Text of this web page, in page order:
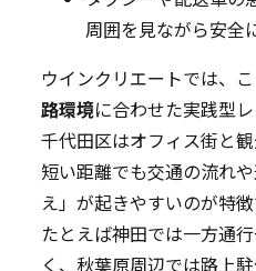
周囲を見ながら安全
ウインクリエートでは、
路環境に合わせた実践型
千代田区はオフィス街と
短い距離でも交通の流れ
え」が起きやすいのが特徴
たとえば神田では一方通
く、秋葉原周辺では路上